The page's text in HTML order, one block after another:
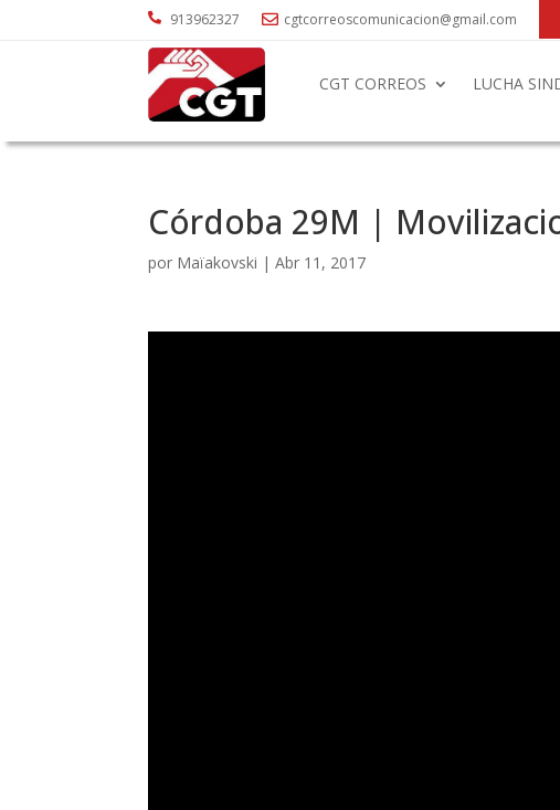
 913962327  cgtcorreoscomunicacion@gmail.com
CGT CORREOS LUCHA
Córdoba 29M |
por Maïakovski |Abr 11, 2017